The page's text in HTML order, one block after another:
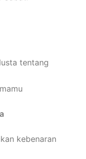
tentang
kebenaran